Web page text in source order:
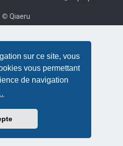
sur ce site, vous
vous permettant
de navigation
© Qiaeru